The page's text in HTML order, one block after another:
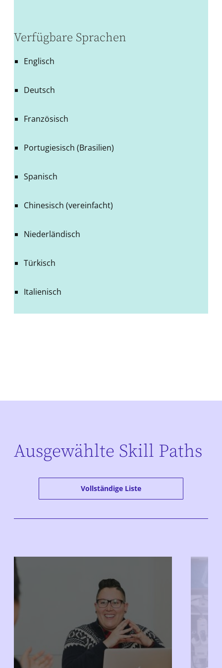
Verfügbare Sprachen
Englisch
Deutsch
Französisch
Portugiesisch (Brasilien)
Spanisch
Chinesisch (vereinfacht)
Niederländisch
Türkisch
Italienisch
Ausgewählte Skill Paths
Vollständige Liste